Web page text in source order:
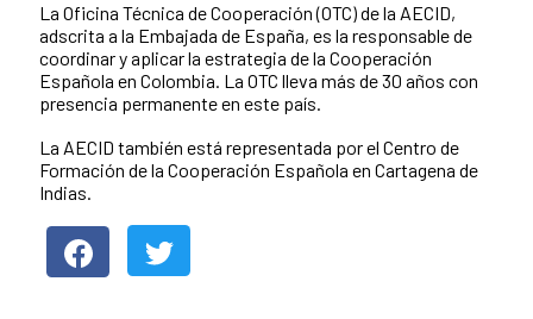
La Oficina Técnica de Cooperación (OTC) de la AECID,
adscrita a la Embajada de España, es la responsable de
coordinar y aplicar la estrategia de la Cooperación
Española en Colombia. La OTC lleva más de 30 años con
presencia permanente en este país.
La AECID también está representada por el Centro de
Formación de la Cooperación Española en Cartagena de
Indias.